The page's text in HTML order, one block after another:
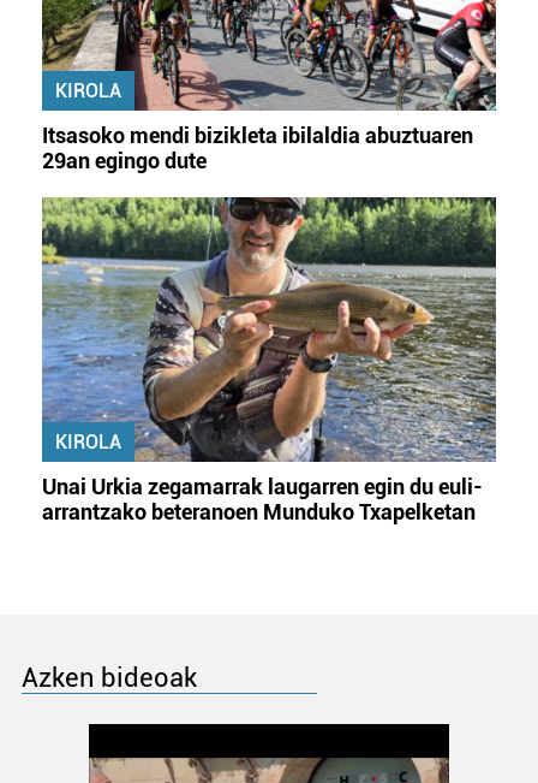
KIROLA
Itsasoko mendi bizikleta ibilaldia abuztuaren
29an egingo dute
KIROLA
Unai Urkia zegamarrak laugarren egin du euli-
arrantzako beteranoen Munduko Txapelketan
Azken bideoak